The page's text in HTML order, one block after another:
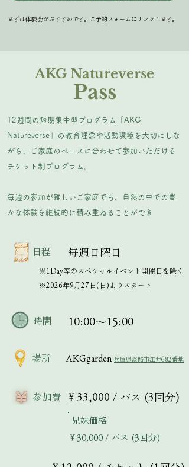
まずは体験会がおすすめです。ご予約フォームにリンクします。
AKG Natureverse
Pass
12週間の短期集中型プログラム「AKG
Natureverse」の教育理念や活動環境を大切にしな
がら、ご家庭のペースに合わせて参加いただける
チケット制プログラム。
​毎週の参加が難しいご家庭でも、自然の中での豊
かな体験を継続的に積み重ねることができ
​日程 毎週日曜日
※1Day等のスペシャルイベント開催日を除く
※2026年9月27日(日)よりスタート
​時間 10:00～15:00
場所 AKGgarden 兵庫県淡路市江井682番地
参加費 ￥33,000 / パス (3回分)
兄妹価格
￥30,000 / パス (3回分)